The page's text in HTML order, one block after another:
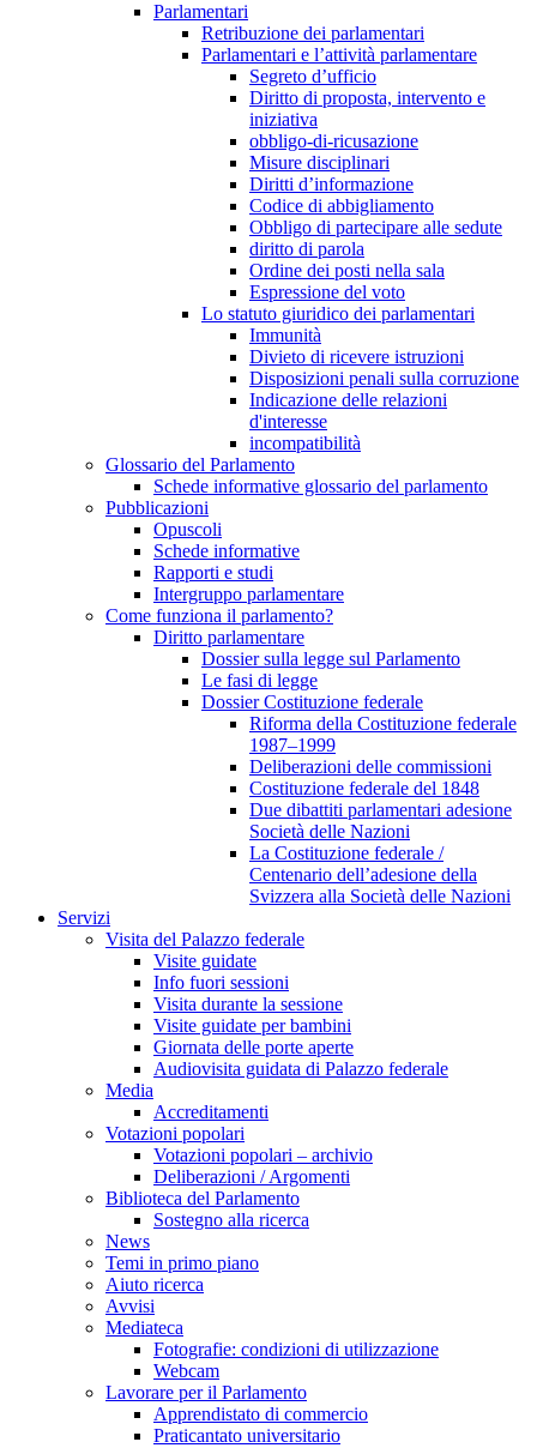
Parlamentari
Retribuzione dei parlamentari
Parlamentari e l’attività parlamentare
Segreto d’ufficio
Diritto di proposta, intervento e
iniziativa
obbligo-di-ricusazione
Misure disciplinari
Diritti d’informazione
Codice di abbigliamento
Obbligo di partecipare alle sedute
diritto di parola
Ordine dei posti nella sala
Espressione del voto
Lo statuto giuridico dei parlamentari
Immunità
Divieto di ricevere istruzioni
Disposizioni penali sulla corruzione
Indicazione delle relazioni
d'interesse
incompatibilità
Glossario del Parlamento
Schede informative glossario del parlamento
Pubblicazioni
Opuscoli
Schede informative
Rapporti e studi
Intergruppo parlamentare
Come funziona il parlamento?
Diritto parlamentare
Dossier sulla legge sul Parlamento
Le fasi di legge
Dossier Costituzione federale
Riforma della Costituzione federale
1987–1999
Deliberazioni delle commissioni
Costituzione federale del 1848
Due dibattiti parlamentari adesione
Società delle Nazioni
La Costituzione federale /
Centenario dell’adesione della
Svizzera alla Società delle Nazioni
Servizi
Visita del Palazzo federale
Visite guidate
Info fuori sessioni
Visita durante la sessione
Visite guidate per bambini
Giornata delle porte aperte
Audiovisita guidata di Palazzo federale
Media
Accreditamenti
Votazioni popolari
Votazioni popolari – archivio
Deliberazioni / Argomenti
Biblioteca del Parlamento
Sostegno alla ricerca
News
Temi in primo piano
Aiuto ricerca
Avvisi
Mediateca
Fotografie: condizioni di utilizzazione
Webcam
Lavorare per il Parlamento
Apprendistato di commercio
Praticantato universitario